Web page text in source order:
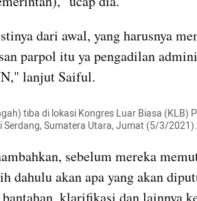
dari awal, yang harusnya
parpol itu ya pengadilan
lanjut Saiful.
tiba di lokasi Kongres Luar Biasa (KLB)
Serdang, Sumatera Utara, Jumat (5/3/
sebelum mereka
dahulu akan apa yang akan
klarifikasi dan lainnya